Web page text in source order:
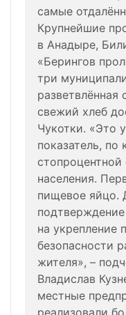
самые
Крупнейшие
в Анадыре,
«Берингов
три
разветвлённая
свежий хлеб
Чукотки. «Это
показатель,
населения.
пищевое яйцо.
на укрепление
безопасности
жителя», –
Владислав
местные